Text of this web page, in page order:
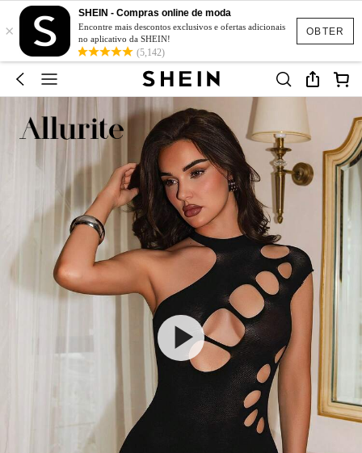
OBTER
×
SHEIN - Compras online de moda
Encontre mais descontos exclusivos e ofertas adicionais
no aplicativo da SHEIN!
(5,142)